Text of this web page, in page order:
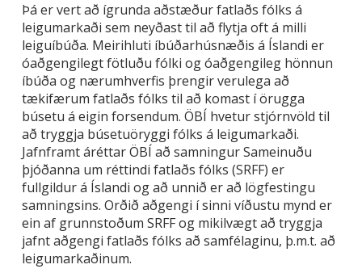
Þá er vert að ígrunda aðstæður fatlaðs fólks á
leigumarkaði sem neyðast til að flytja oft á milli
leiguíbúða. Meirihluti íbúðarhúsnæðis á Íslandi er
óaðgengilegt fötluðu fólki og óaðgengileg hönnun
íbúða og nærumhverfis þrengir verulega að
tækifærum fatlaðs fólks til að komast í örugga
búsetu á eigin forsendum. ÖBÍ hvetur stjórnvöld til
að tryggja búsetuöryggi fólks á leigumarkaði.
Jafnframt áréttar ÖBÍ að samningur Sameinuðu
þjóðanna um réttindi fatlaðs fólks (SRFF) er
fullgildur á Íslandi og að unnið er að lögfestingu
samningsins. Orðið aðgengi í sinni víðustu mynd er
ein af grunnstoðum SRFF og mikilvægt að tryggja
jafnt aðgengi fatlaðs fólks að samfélaginu, þ.m.t. að
leigumarkaðinum.